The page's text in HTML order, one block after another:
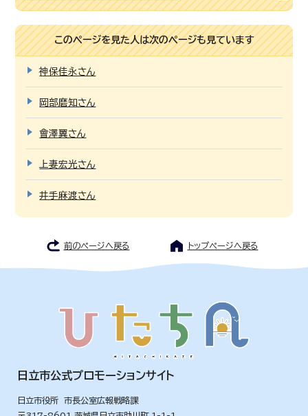
このページを見た人は次のページも見ています
神保佳永さん
岡部磨知さん
會澤翼さん
上妻宏光さん
井手麻渡さん
前のページへ戻る トップページへ戻る
日立市公式プロモーションサイト
日立市役所 市長公室広報戦略課